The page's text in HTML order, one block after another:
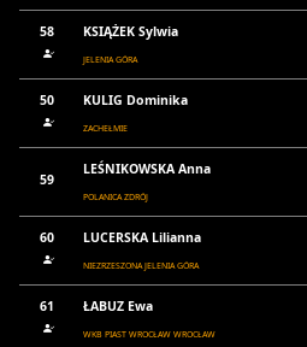
58 KSIĄŻEK Sylwia
JELENIA GÓRA
50 KULIG Dominika
ZACHEŁMIE
59
LEŚNIKOWSKA Anna
POLANICA ZDRÓJ
60 LUCERSKA Lilianna
NIEZRZESZONA JELENIA GÓRA
61 ŁABUZ Ewa
WKB PIAST WROCŁAW WROCŁAW